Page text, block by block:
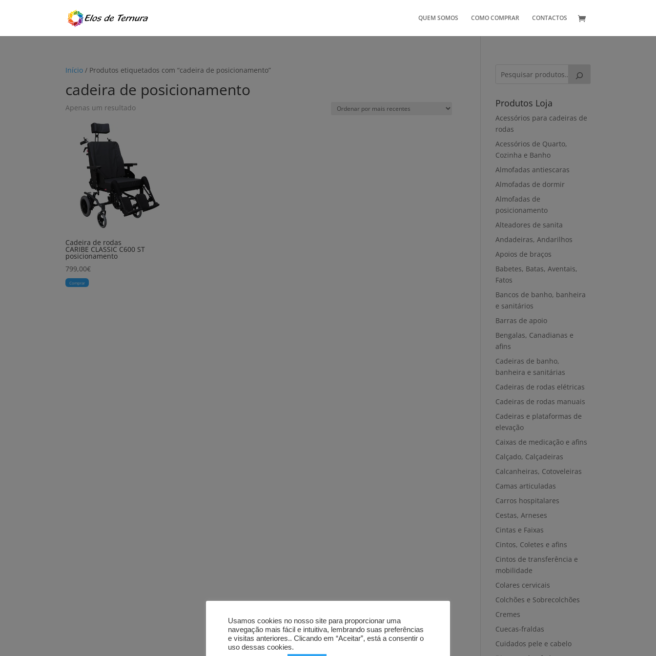
QUEM SOMOS COMO COMPRAR CONTACTOS
Início / Produtos etiquetados com “cadeira de posicionamento”
cadeira de posicionamento
Apenas um resultado
Cadeira de rodas
CARIBE CLASSIC C600 ST
posicionamento
799,00€
Comprar
Produtos Loja
Acessórios para cadeiras de
rodas
Acessórios de Quarto,
Cozinha e Banho
Almofadas antiescaras
Almofadas de dormir
Almofadas de
posicionamento
Alteadores de sanita
Andadeiras, Andarilhos
Apoios de braços
Babetes, Batas, Aventais,
Fatos
Bancos de banho, banheira
e sanitários
Barras de apoio
Bengalas, Canadianas e
afins
Cadeiras de banho,
banheira e sanitárias
Cadeiras de rodas elétricas
Cadeiras de rodas manuais
Cadeiras e plataformas de
elevação
Caixas de medicação e afins
Calçado, Calçadeiras
Calcanheiras, Cotoveleiras
Camas articuladas
Carros hospitalares
Cestas, Arneses
Cintas e Faixas
Cintos, Coletes e afins
Cintos de transferência e
mobilidade
Colares cervicais
Colchões e Sobrecolchões
Cremes
Cuecas-fraldas
Cuidados pele e cabelo
Usamos cookies no nosso site para proporcionar uma
navegação mais fácil e intuitiva, lembrando suas preferências
e visitas anteriores.. Clicando em “Aceitar”, está a consentir o
uso dessas cookies.